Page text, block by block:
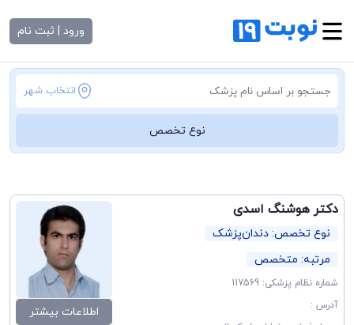
ورود | ثبت نام
انتخاب شهر
نوع تخصص
دکتر هوشنگ اسدی
نوع تخصص: دندان‌پزشک
مرتبه: متخصص
شماره نظام پزشکی: 117569
آدرس :
اطلاعات بیشتر